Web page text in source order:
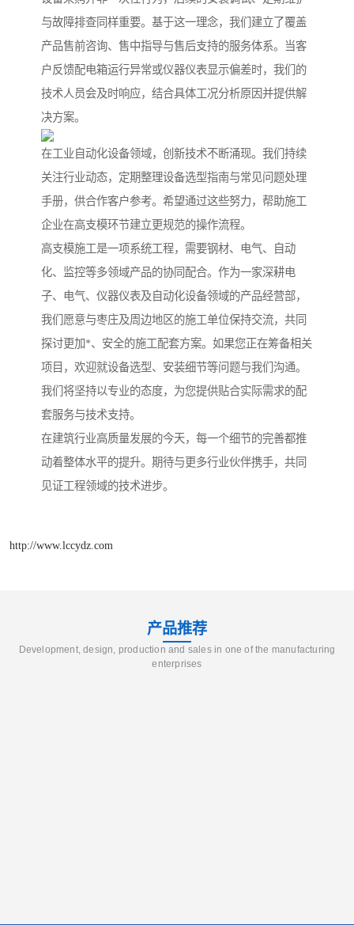
与故障排查同样重要。基于这一理念，我们建立了覆盖
产品售前咨询、售中指导与售后支持的服务体系。当客
户反馈配电箱运行异常或仪器仪表显示偏差时，我们的
技术人员会及时响应，结合具体工况分析原因并提供解
决方案。
在工业自动化设备领域，创新技术不断涌现。我们持续
关注行业动态，定期整理设备选型指南与常见问题处理
手册，供合作客户参考。希望通过这些努力，帮助施工
企业在高支模环节建立更规范的操作流程。
高支模施工是一项系统工程，需要钢材、电气、自动
化、监控等多领域产品的协同配合。作为一家深耕电
子、电气、仪器仪表及自动化设备领域的产品经营部，
我们愿意与枣庄及周边地区的施工单位保持交流，共同
探讨更加*、安全的施工配套方案。如果您正在筹备相关
项目，欢迎就设备选型、安装细节等问题与我们沟通。
我们将坚持以专业的态度，为您提供贴合实际需求的配
套服务与技术支持。
在建筑行业高质量发展的今天，每一个细节的完善都推
动着整体水平的提升。期待与更多行业伙伴携手，共同
见证工程领域的技术进步。
http://www.lccydz.com
产品推荐
Development, design, production and sales in one of the manufacturing
enterprises